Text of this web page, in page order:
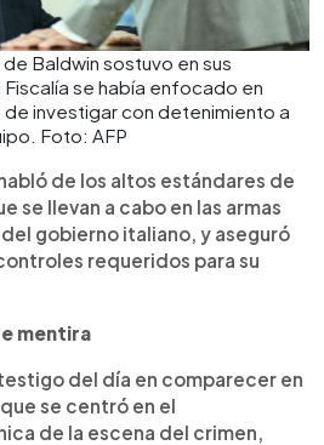
Baldwin sostuvo en sus
se había enfocado en
de investigar con detenimiento a
Foto: AFP
de los altos estándares de
se llevan a cabo en las armas
gobierno italiano, y aseguró
requeridos para su
mentira
del día en comparecer en
se centró en el
de la escena del crimen,